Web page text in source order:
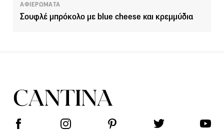
ΑΦΙΕΡΩΜΑΤΑ
Σουφλέ μπρόκολο με blue cheese και κρεμμύδια